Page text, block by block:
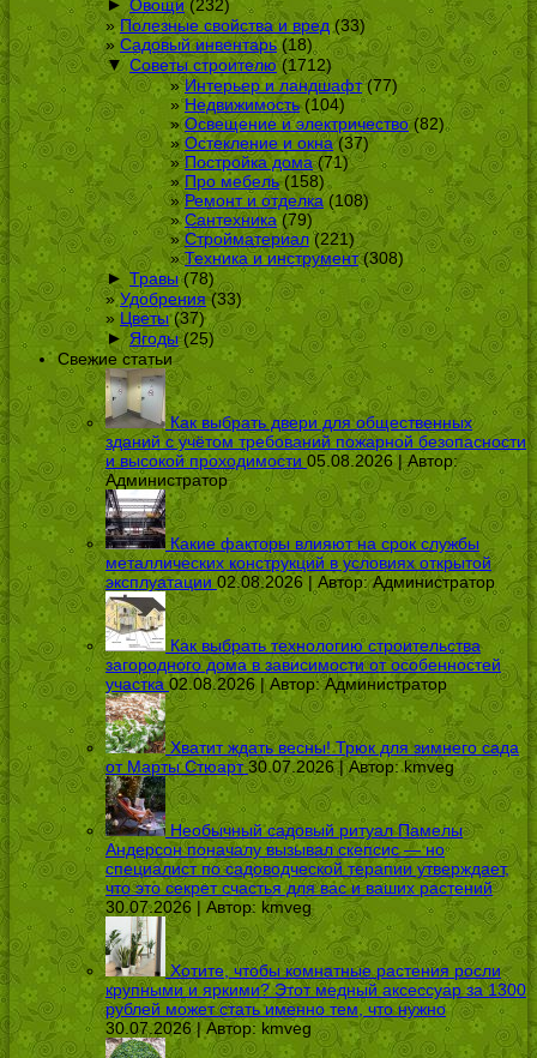
Овощи (232)
Полезные свойства и вред(33)
Садовый инвентарь (18)
▼ Советы строителю(1712)
Интерьер и ландшафт(77)
Недвижимость(104)
Освещение и электричество(82)
Остекление и окна(37)
Постройка дома(71)
Про мебель(158)
Ремонт и отделка(108)
Сантехника (79)
Стройматериал(221)
Техника и инструмент(308)
► Травы(78)
Удобрения(33)
Цветы(37)
► Ягоды(25)
Свежие статьи
Как выбрать двери для общественных
зданий с учётом требований пожарной безопасности
и высокой проходимости 05.08.2026 | Автор:
Администратор
Какие факторы влияют на срок службы
металлических конструкций в условиях открытой
эксплуатации 02.08.2026 | Автор:Администратор
Как выбрать технологию строительства
загородного дома в зависимости от особенностей
участка 02.08.2026 | Автор:Администратор
Хватит ждать весны! Трюк для зимнего сада
от Марты Стюарт 30.07.2026 | Автор:kmveg
Необычный садовый ритуал Памелы
Андерсон поначалу вызывал скепсис — но
специалист по садоводческой терапии утверждает,
что это секрет счастья для вас и ваших растений
30.07.2026 | Автор: kmveg
Хотите, чтобы комнатные растения росли
крупными и яркими? Этот медный аксессуар за 1300
рублей может стать именно тем, что нужно
30.07.2026 | Автор: kmveg